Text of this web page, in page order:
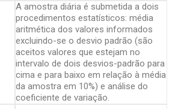
A amostra diária é submetida a dois
procedimentos estatísticos: média
aritmética dos valores informados
excluindo-se o desvio padrão (são
aceitos valores que estejam no
intervalo de dois desvios-padrão para
cima e para baixo em relação à média
da amostra em 10%) e análise do
coeficiente de variação.